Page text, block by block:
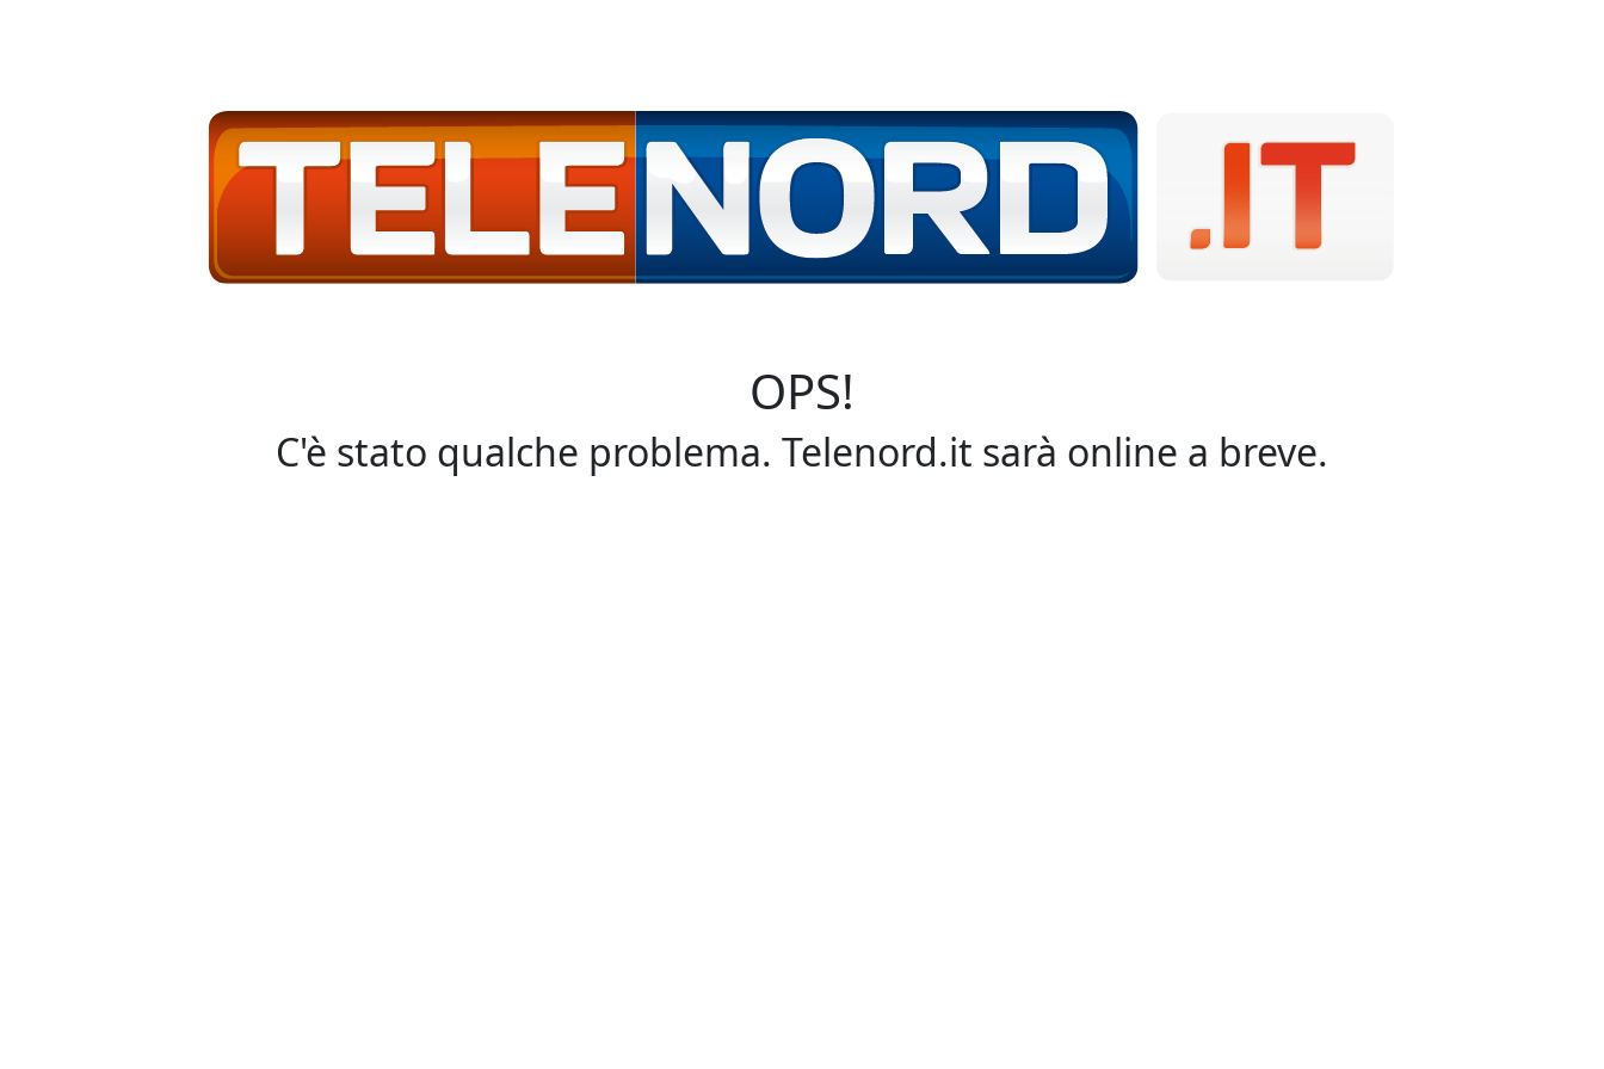
OPS!
C'è stato qualche problema. Telenord.it sarà online a breve.